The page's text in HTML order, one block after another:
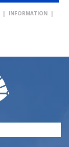
| INFORMATION |